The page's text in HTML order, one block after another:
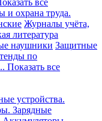
все
и охрана труда.
Журналы учёта,
литература
наушники Защитные
по
Показать все
устройства.
Зарядные